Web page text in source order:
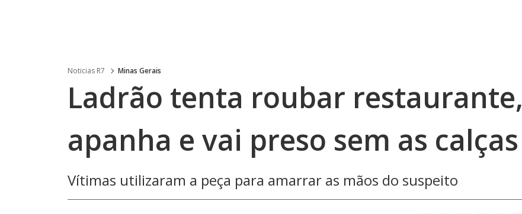
Noticias R7 Minas Gerais
Ladrão tenta roubar restaurante,
apanha e vai preso sem as calças
Vítimas utilizaram a peça para amarrar as mãos do suspeito